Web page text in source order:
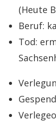
(Heute
Beruf:
Tod: